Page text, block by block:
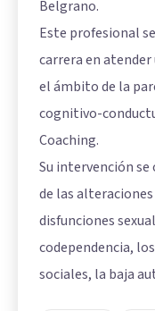
Belgrano.
Este profesional
carrera en atender
el ámbito de la
cognitivo-
Coaching.
Su intervención se
de las
disfunciones
codependencia,
sociales, la baja